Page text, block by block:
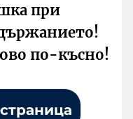
при
по-късно!